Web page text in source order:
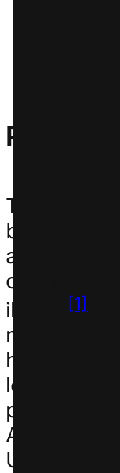
Parité
There has
backlash
and in
only
illegal
[1]
many
have
lenient
parity
Austria,
UK.